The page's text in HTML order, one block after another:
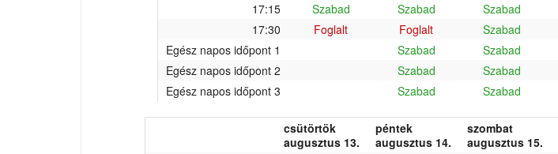
17:15
Szabad Szabad Szabad
17:30
Foglalt Foglalt Szabad
Egész napos időpont 1
Szabad Szabad
Egész napos időpont 2
Szabad Szabad
Egész napos időpont 3
Szabad Szabad
csütörtök
augusztus 13.
péntek
augusztus 14.
szombat
augusztus 15.